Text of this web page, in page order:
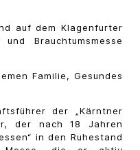
auf dem Klagenfurter
Brauchtumsmesse
Familie, Gesundes
der „Kärntner
der nach 18 Jahren
in den Ruhestand